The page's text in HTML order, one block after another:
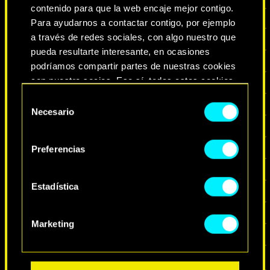
contenido para que la web encaje mejor contigo.
Para ayudarnos a contactar contigo, por ejemplo
a través de redes sociales, con algo nuestro que
pueda resultarte interesante, en ocasiones
podríamos compartir partes de nuestras cookies
con nuestro socios. Eso sí, todas estas cookies
Encontrarás todos los detalles sobre nuestro uso
preferencias al respecto en el menú «Ajustes» de
Necesario
Preferencias
Estadística
Marketing
complicadas que valgan. Ahora, podrás
controlar las interfaces como un
auténtico netrunner.